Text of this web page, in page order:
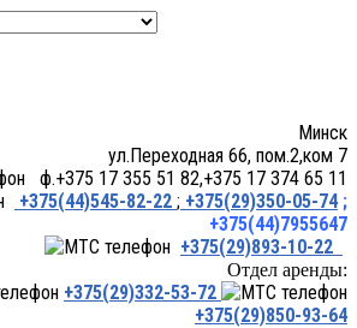
ул.Переходная 66, пом.2,ком 7
ф.+375 17 355 51 82,+375 17 374 65 11
+375(44)545-82-22 ; +375(29)350-05-74 ;
+375(44)7955647
+375(29)893-10-22
Отдел аренды:
+375(29)332-53-72
+375(29)850-93-64